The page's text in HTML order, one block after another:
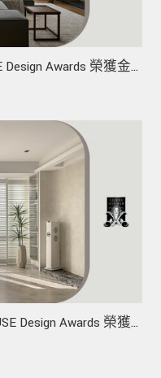
Awards 榮獲金
Design Awards 榮獲